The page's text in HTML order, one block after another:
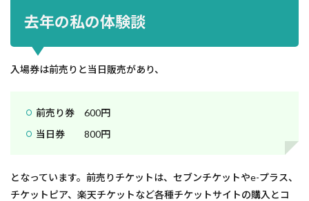
去年の私の体験談
入場券は前売りと当日販売があり、
前売り券 600円
当日券 800円
となっています。前売りチケットは、セブンチケットやe-プラス、
チケットピア、楽天チケットなど各種チケットサイトの購入とコ